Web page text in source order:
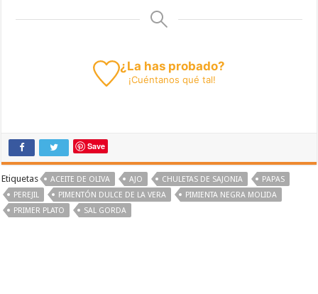
¿La has probado?
¡Cuéntanos qué tal!
Save
Etiquetas ACEITE DE OLIVA AJO CHULETAS DE SAJONIA
PAPAS
PEREJIL
PIMENTÓN DULCE DE LA VERA
PIMIENTA NEGRA MOLIDA
PRIMER PLATO
SAL GORDA